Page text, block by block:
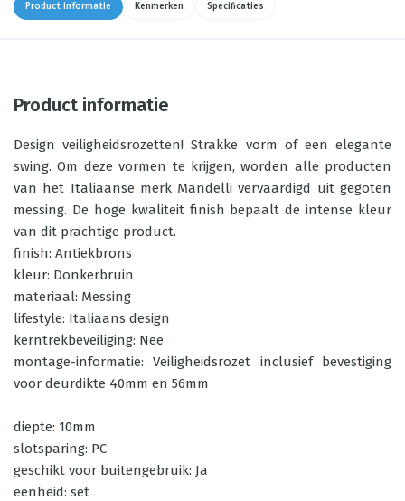
Product informatie Kenmerken Specificaties
Product informatie
Design veiligheidsrozetten! Strakke vorm of een elegante
swing. Om deze vormen te krijgen, worden alle producten
van het Italiaanse merk Mandelli vervaardigd uit gegoten
messing. De hoge kwaliteit finish bepaalt de intense kleur
van dit prachtige product.
finish: Antiekbrons
kleur: Donkerbruin
materiaal: Messing
lifestyle: Italiaans design
kerntrekbeveiliging: Nee
montage-informatie: Veiligheidsrozet inclusief bevestiging
voor deurdikte 40mm en 56mm
diepte: 10mm
slotsparing: PC
geschikt voor buitengebruik: Ja
eenheid: set